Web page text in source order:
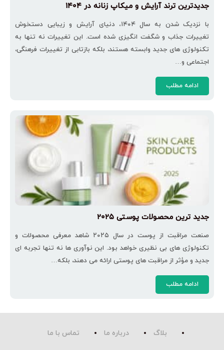
جدیدترین ترند آرایش و میکاپ زنانه در ۱۴۰۴
با نزدیک شدن به سال ۱۴۰۴، دنیای آرایش و زیبایی دستخوش
تغییرات جذاب و شگفت‌ انگیزی شده است. این تغییرات نه تنها به
تکنولوژی ‌های جدید وابسته هستند، بلکه بازتابی از تغییرات فرهنگی،
اجتماعی و…
ادامه مطلب
جدید ترین محصولات پوستی ۲۰۲۵
صنعت مراقبت از پوست در سال ۲۰۲۵ شاهد معرفی محصولات و
تکنولوژی‌ های بی‌ نظیری خواهد بود. این نوآوری‌ ها نه‌ تنها تجربه‌ ای
جدید و مؤثر از مراقبت‌ های پوستی ارائه می‌ دهند، بلکه…
ادامه مطلب
بلاگ درباره ما تماس با ما